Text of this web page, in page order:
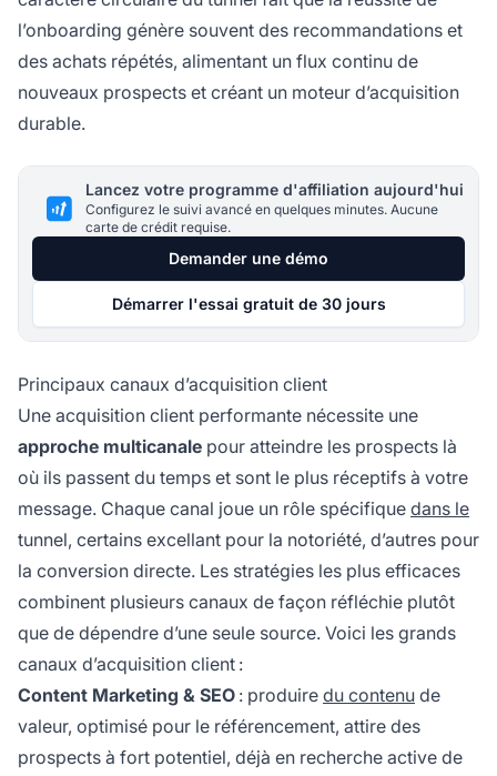
l’onboarding génère souvent des recommandations et
des achats répétés, alimentant un flux continu de
nouveaux prospects et créant un moteur d’acquisition
durable.
Lancez votre programme d'affiliation aujourd'hui
Configurez le suivi avancé en quelques minutes. Aucune
carte de crédit requise.
Demander une démo
Démarrer l'essai gratuit de 30 jours
Principaux canaux d’acquisition client
Une acquisition client performante nécessite une
approche multicanale pour atteindre les prospects là
où ils passent du temps et sont le plus réceptifs à votre
message. Chaque canal joue un rôle spécifique dans le
tunnel, certains excellant pour la notoriété, d’autres pour
la conversion directe. Les stratégies les plus efficaces
combinent plusieurs canaux de façon réfléchie plutôt
que de dépendre d’une seule source. Voici les grands
canaux d’acquisition client :
Content Marketing & SEO : produire du contenu de
valeur, optimisé pour le référencement, attire des
prospects à fort potentiel, déjà en recherche active de